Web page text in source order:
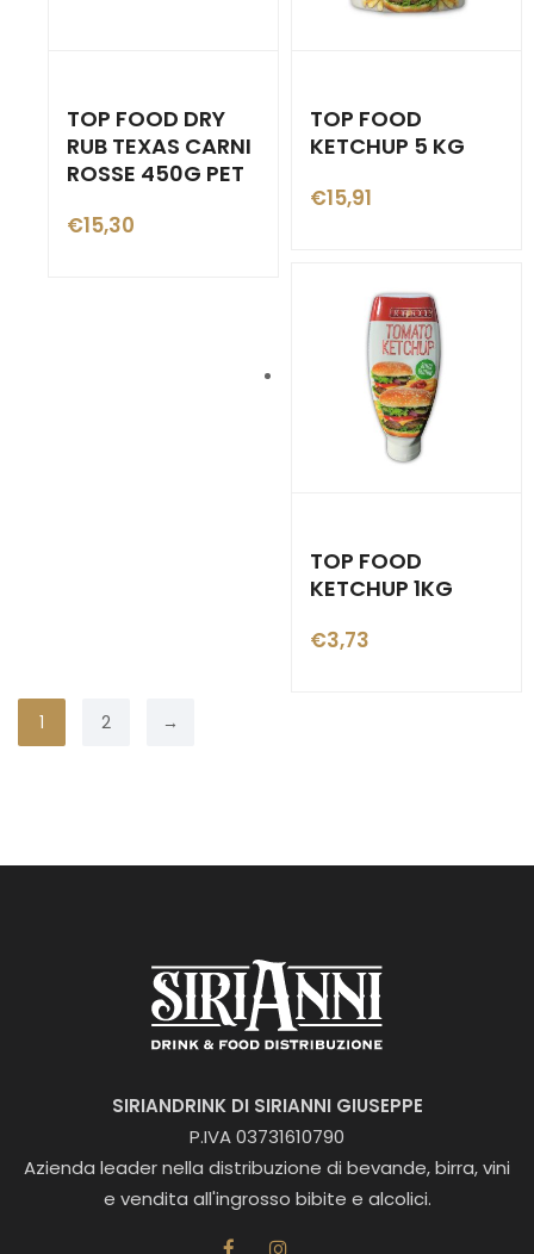
TOP FOOD DRY
RUB TEXAS CARNI
ROSSE 450G PET
€15,30
TOP FOOD
KETCHUP 5 KG
€15,91
TOP FOOD
KETCHUP 1KG
€3,73
1 2 →
SIRIANDRINK DI SIRIANNI GIUSEPPE
P.IVA 03731610790
Azienda leader nella distribuzione di bevande, birra, vini
e vendita all'ingrosso bibite e alcolici.